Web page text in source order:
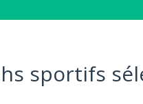
sportifs